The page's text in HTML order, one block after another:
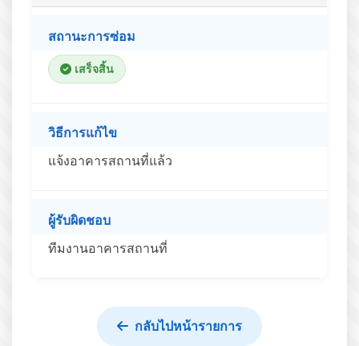
สถานะการซ่อม
เสร็จสิ้น
วิธีการแก้ไข
แจ้งอาคารสถานที่แล้ว
ผู้รับผิดชอบ
ทีมงานอาคารสถานที่
กลับไปหน้ารายการ